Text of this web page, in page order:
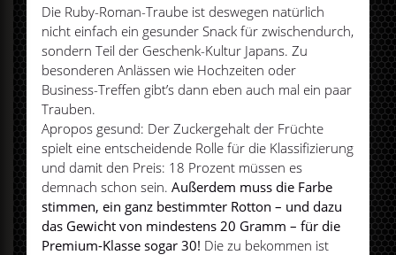
Die Ruby-Roman-Traube ist deswegen natürlich
nicht einfach ein gesunder Snack für zwischendurch,
sondern Teil der Geschenk-Kultur Japans. Zu
besonderen Anlässen wie Hochzeiten oder
Business-Treffen gibt’s dann eben auch mal ein paar
Trauben.
Apropos gesund: Der Zuckergehalt der Früchte
spielt eine entscheidende Rolle für die Klassifizierung
und damit den Preis: 18 Prozent müssen es
demnach schon sein. Außerdem muss die Farbe
stimmen, ein ganz bestimmter Rotton – und dazu
das Gewicht von mindestens 20 Gramm – für die
Premium-Klasse sogar 30! Die zu bekommen ist